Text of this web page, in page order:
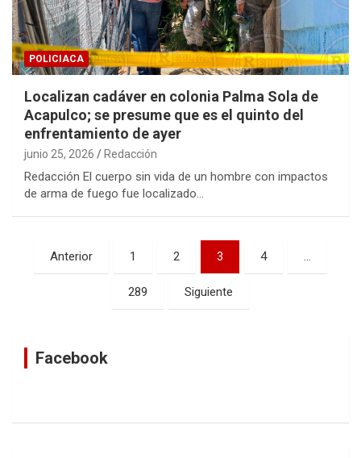
POLICIACA
Localizan cadáver en colonia Palma Sola de
Acapulco; se presume que es el quinto del
enfrentamiento de ayer
junio 25, 2026 Redacción
Redacción El cuerpo sin vida de un hombre con impactos
de arma de fuego fue localizado…
Navegación
de
Anterior 1 2 3 4 …
289 Siguiente
Facebook